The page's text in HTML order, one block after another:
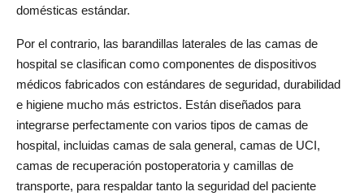
domésticas estándar.
Por el contrario, las barandillas laterales de las camas de
hospital se clasifican como componentes de dispositivos
médicos fabricados con estándares de seguridad, durabilidad
e higiene mucho más estrictos. Están diseñados para
integrarse perfectamente con varios tipos de camas de
hospital, incluidas camas de sala general, camas de UCI,
camas de recuperación postoperatoria y camillas de
transporte, para respaldar tanto la seguridad del paciente